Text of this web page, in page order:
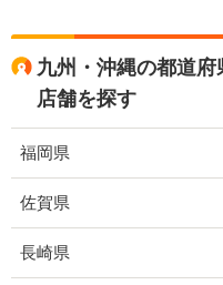
九州・沖縄の都道
店舗を探す
福岡県
佐賀県
長崎県